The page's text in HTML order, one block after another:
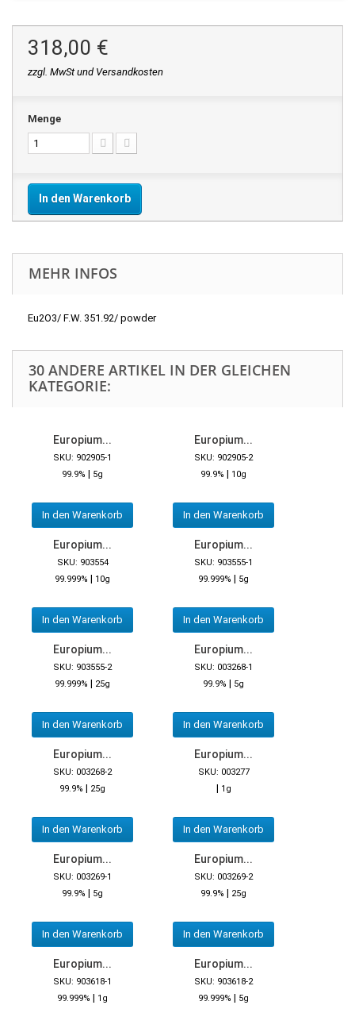
318,00 €
zzgl. MwSt und Versandkosten
Menge
In den Warenkorb
MEHR INFOS
Eu2O3/ F.W. 351.92/ powder
30 ANDERE ARTIKEL IN DER GLEICHEN
KATEGORIE:
Europium...
SKU: 902905-1
99.9% | 5g
In den Warenkorb
Europium...
SKU: 902905-2
99.9% | 10g
In den Warenkorb
Europium...
SKU: 903554
99.999% | 10g
In den Warenkorb
Europium...
SKU: 903555-1
99.999% | 5g
In den Warenkorb
Europium...
SKU: 903555-2
99.999% | 25g
In den Warenkorb
Europium...
SKU: 003268-1
99.9% | 5g
In den Warenkorb
Europium...
SKU: 003268-2
99.9% | 25g
In den Warenkorb
Europium...
SKU: 003277
| 1g
In den Warenkorb
Europium...
SKU: 003269-1
99.9% | 5g
In den Warenkorb
Europium...
SKU: 003269-2
99.9% | 25g
In den Warenkorb
Europium...
SKU: 903618-1
99.999% | 1g
Europium...
SKU: 903618-2
99.999% | 5g